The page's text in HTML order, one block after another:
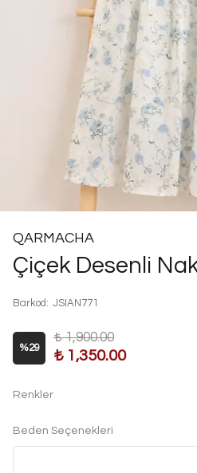
QARMACHA
Çiçek Desenli
Barkod : JSIAN771
%29
₺ 1,900.00
₺ 1,350.00
Renkler
Beden Seçenekleri